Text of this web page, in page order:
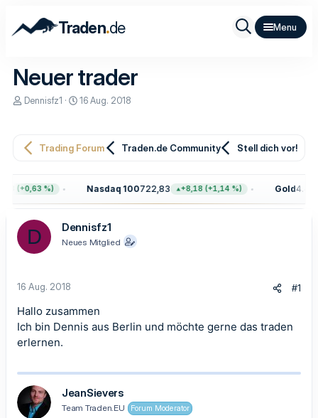
Traden.de
Neuer trader
E
e
r
Dennisfz1
E
e
m
16 Aug. 2018
Trading Forum Traden.de Community Stell dich vor!
(+0,63 %) Nasdaq 100722,83 +8,18 (+1,14 %) Gold
D Dennisfz1
Neues Mitglied
16 Aug. 2018 #1
Hallo zusammen
Ich bin Dennis aus Berlin und möchte gerne das traden
erlernen.
JeanSievers
Team Traden.EU Forum Moderator